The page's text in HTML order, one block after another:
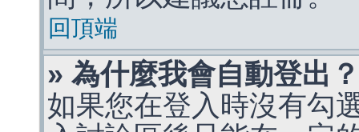
回頂端
» 為什麼我會自動登出？
如果您在登入時沒有勾